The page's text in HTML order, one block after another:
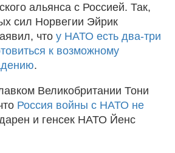
альянса с Россией. Так,
сил Норвегии Эйрик
что у НАТО есть два-три
к возможному
.
Великобритании Тони
Россия войны с НАТО не
и генсек НАТО Йенс